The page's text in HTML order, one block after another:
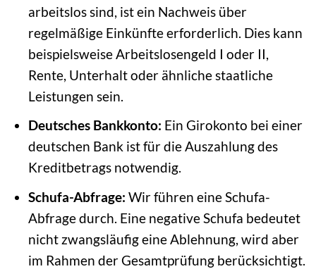
arbeitslos sind, ist ein Nachweis über
regelmäßige Einkünfte erforderlich. Dies kann
beispielsweise Arbeitslosengeld I oder II,
Rente, Unterhalt oder ähnliche staatliche
Leistungen sein.
Deutsches Bankkonto: Ein Girokonto bei einer
deutschen Bank ist für die Auszahlung des
Kreditbetrags notwendig.
Schufa-Abfrage: Wir führen eine Schufa-
Abfrage durch. Eine negative Schufa bedeutet
nicht zwangsläufig eine Ablehnung, wird aber
im Rahmen der Gesamtprüfung berücksichtigt.